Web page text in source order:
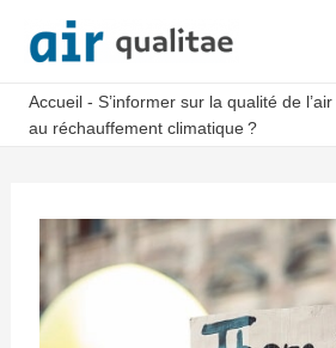
Accueil - S’informer sur la qualité de l’air
au réchauffement climatique ?